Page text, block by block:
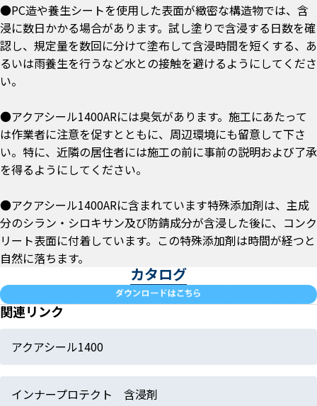
●PC造や養生シートを使用した表面が緻密な構造物では、含
浸に数日かかる場合があります。試し塗りで含浸する日数を確
認し、規定量を数回に分けて塗布して含浸時間を短くする、あ
るいは雨養生を行うなど水との接触を避けるようにしてくださ
い。
●アクアシール1400ARには臭気があります。施工にあたって
は作業者に注意を促すとともに、周辺環境にも留意して下さ
い。特に、近隣の居住者には施工の前に事前の説明および了承
を得るようにしてください。
●アクアシール1400ARに含まれています特殊添加剤は、主成
分のシラン・シロキサン及び防錆成分が含浸した後に、コンク
リート表面に付着しています。この特殊添加剤は時間が経つと
自然に落ちます。
カタログ
関連リンク
アクアシール1400
インナープロテクト 含浸剤